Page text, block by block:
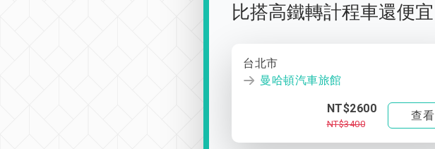
比搭高鐵轉計程車還便宜
台北市
曼哈頓汽車旅館
NT$2600
NT$3400
查看